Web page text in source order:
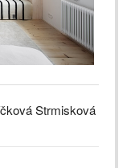
Strmisková